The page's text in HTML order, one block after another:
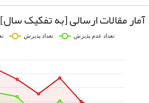
آمار مقالات ارسالی [به تفکیک سال]